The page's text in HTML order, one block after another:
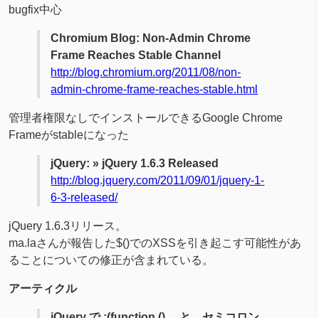
bugfix中心
Chromium Blog: Non-Admin Chrome
Frame Reaches Stable Channel
http://blog.chromium.org/2011/08/non-
admin-chrome-frame-reaches-stable.html
管理者権限なしでインストールできるGoogle Chrome
Frameがstableになった
jQuery: » jQuery 1.6.3 Released
http://blog.jquery.com/2011/09/01/jquery-1-
6-3-released/
jQuery 1.6.3リリース。
ma.laさんが報告した$()でのXSSを引き起こす可能性があ
ることについての修正が含まれている。
アーティクル